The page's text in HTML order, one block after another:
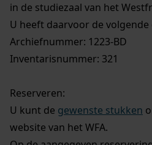
in de studiezaal van het
U heeft daarvoor de volgende
Archiefnummer: 1223-BD
Inventarisnummer: 321
Reserveren:
U kunt de gewenste stukken
website van het WFA.